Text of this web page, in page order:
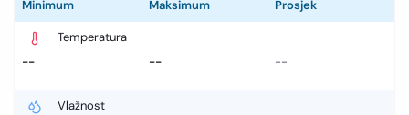
Minimum
Maksimum Prosjek
Temperatura
--
-- --
Vlažnost